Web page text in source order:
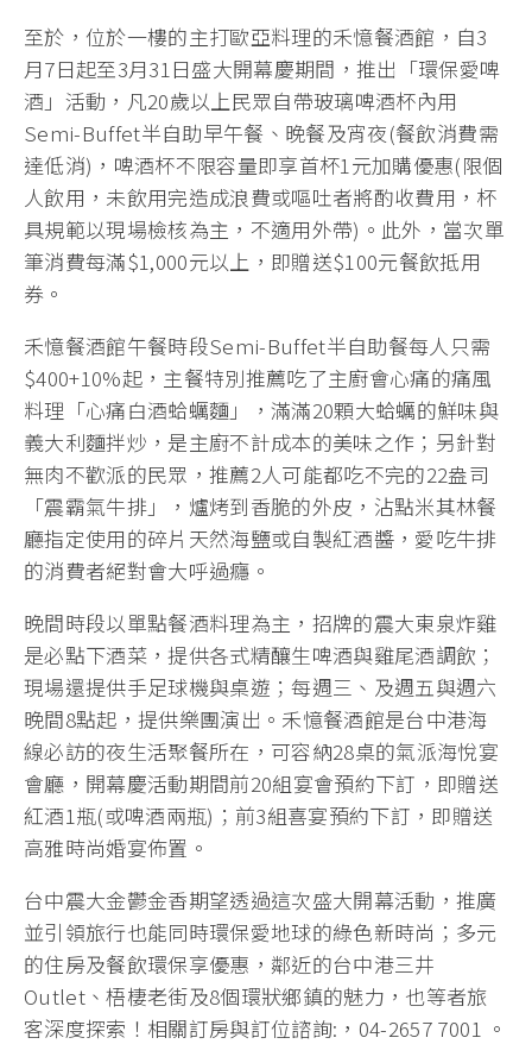
至於，位於一樓的主打歐亞料理的禾憶餐酒館，自3
月7日起至3月31日盛大開幕慶期間，推出「環保愛啤
酒」活動，凡20歲以上民眾自帶玻璃啤酒杯內用
Semi-Buffet半自助早午餐、晚餐及宵夜(餐飲消費需
達低消)，啤酒杯不限容量即享首杯1元加購優惠(限個
人飲用，未飲用完造成浪費或嘔吐者將酌收費用，杯
具規範以現場檢核為主，不適用外帶)。此外，當次單
筆消費每滿$1,000元以上，即贈送$100元餐飲抵用
券。
禾憶餐酒館午餐時段Semi-Buffet半自助餐每人只需
$400+10%起，主餐特別推薦吃了主廚會心痛的痛風
料理「心痛白酒蛤蠣麵」，滿滿20顆大蛤蠣的鮮味與
義大利麵拌炒，是主廚不計成本的美味之作；另針對
無肉不歡派的民眾，推薦2人可能都吃不完的22盎司
「震霸氣牛排」，爐烤到香脆的外皮，沾點米其林餐
廳指定使用的碎片天然海鹽或自製紅酒醬，愛吃牛排
的消費者絕對會大呼過癮。
晚間時段以單點餐酒料理為主，招牌的震大東泉炸雞
是必點下酒菜，提供各式精釀生啤酒與雞尾酒調飲；
現場還提供手足球機與桌遊；每週三、及週五與週六
晚間8點起，提供樂團演出。禾憶餐酒館是台中港海
線必訪的夜生活聚餐所在，可容納28桌的氣派海悅宴
會廳，開幕慶活動期間前20組宴會預約下訂，即贈送
紅酒1瓶(或啤酒兩瓶)；前3組喜宴預約下訂，即贈送
高雅時尚婚宴佈置。
台中震大金鬱金香期望透過這次盛大開幕活動，推廣
並引領旅行也能同時環保愛地球的綠色新時尚；多元
的住房及餐飲環保享優惠，鄰近的台中港三井
Outlet、梧棲老街及8個環狀鄉鎮的魅力，也等者旅
客深度探索！相關訂房與訂位諮詢:，04-2657 7001 。